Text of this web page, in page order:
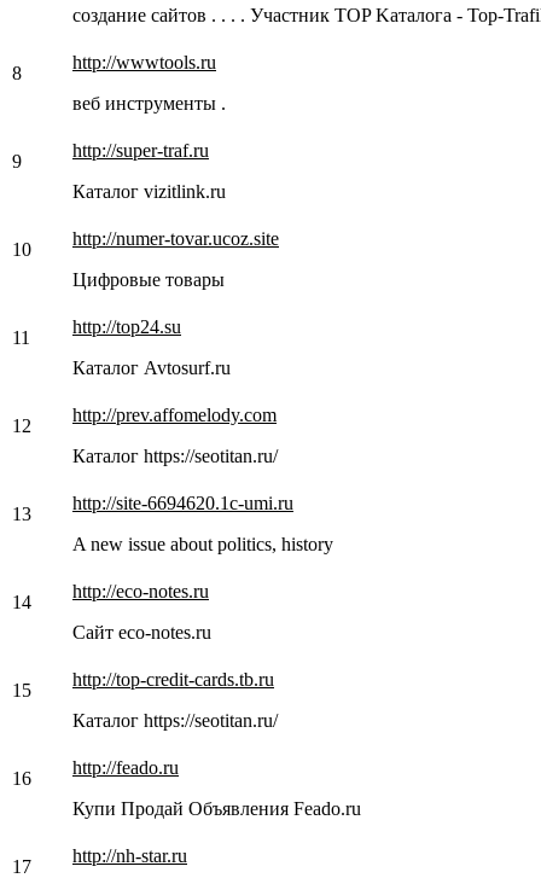
создание сайтов . . . . Участник TOP Kаталога - Top-
8
http://wwwtools.ru
веб инструменты .
9
http://super-traf.ru
Каталог vizitlink.ru
10
http://numer-tovar.ucoz.site
Цифровые товары
11
http://top24.su
Каталог Avtosurf.ru
12
http://prev.affomelody.com
Каталог https://seotitan.ru/
13
http://site-6694620.1c-umi.ru
A new issue about politics, history
14
http://eco-notes.ru
Сайт eco-notes.ru
15
http://top-credit-cards.tb.ru
Каталог https://seotitan.ru/
16
http://feado.ru
Купи Продай Объявления Feado.ru
17
http://nh-star.ru